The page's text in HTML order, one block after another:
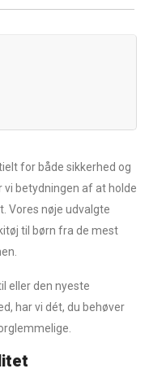
for både sikkerhed og
vi betydningen af at holde
Vores nøje udvalgte
til børn fra de mest
eller den nyeste
har vi dét, du behøver